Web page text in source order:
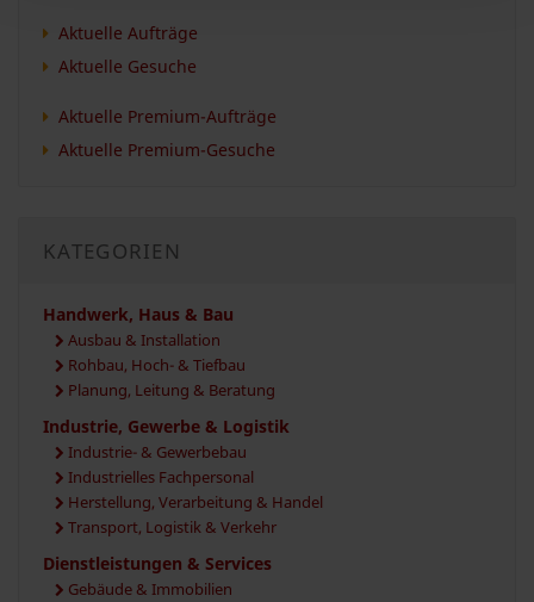
Aktuelle Aufträge
Aktuelle Gesuche
Aktuelle Premium-Aufträge
Aktuelle Premium-Gesuche
KATEGORIEN
Handwerk, Haus & Bau
Ausbau & Installation
Rohbau, Hoch- & Tiefbau
Planung, Leitung & Beratung
Industrie, Gewerbe & Logistik
Industrie- & Gewerbebau
Industrielles Fachpersonal
Herstellung, Verarbeitung & Handel
Transport, Logistik & Verkehr
Dienstleistungen & Services
Gebäude & Immobilien